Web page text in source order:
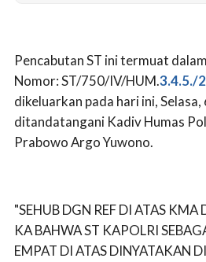
Pencabutan ST ini termuat
Nomor: ST/750/IV/HUM.3.4.5./
dikeluarkan pada hari ini,
ditandatangani Kadiv Humas
Prabowo Argo Yuwono.
"SEHUB DGN REF DI ATAS
KA BAHWA ST KAPOLRI
EMPAT DI ATAS DINYATAKAN